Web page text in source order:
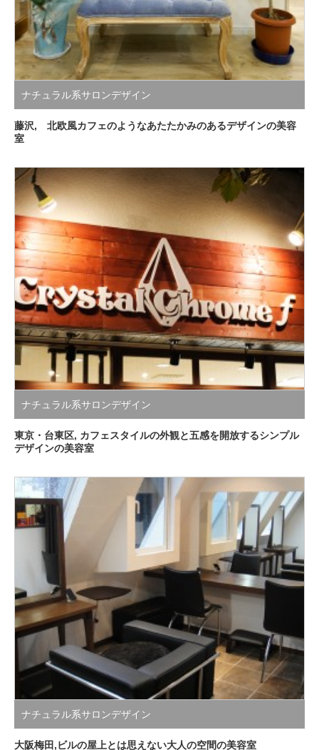
ナチュラル系サロンデザイン
藤沢, 北欧風カフェのようなあたたかみのあるデザインの美容
室
ナチュラル系サロンデザイン
東京・台東区, カフェスタイルの外観と五感を開放するシンプル
デザインの美容室
ナチュラル系サロンデザイン
大阪梅田,ビルの屋上とは思えない大人の空間の美容室